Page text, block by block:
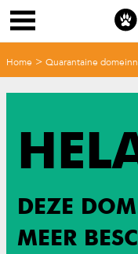
Home > Quarantaine
DEZE
MEER